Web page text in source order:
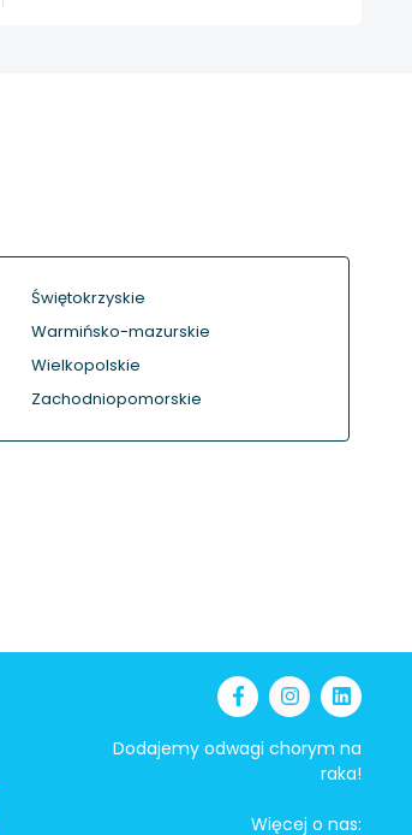
Świętokrzyskie
Warmińsko-mazurskie
Wielkopolskie
Zachodniopomorskie
Dodajemy odwagi chorym na
raka!
Więcej o nas: